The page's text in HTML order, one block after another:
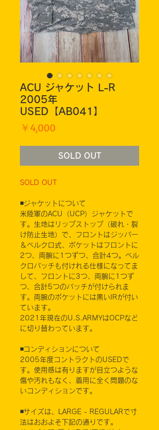
ACU ジャケット L-R
2005年
USED【AB041】
￥4,000
SOLD OUT
SOLD OUT
◾️ジャケットについて
米陸軍のACU（UCP）ジャケットで
す。生地はリップストップ（破れ・裂
け防止生地）で、フロントはジッパー
＆ベルクロ式、ポケットはフロントに
2つ、両腕に1つずつ、合計4つ。ベル
クロパッチも付けれる仕様になってま
して、フロントに3つ、両腕に1つず
つ、合計5つのパッチが付けられま
す。両腕のポケットには黒いIRが付い
ています。
2021年現在のU.S.ARMYはOCPなど
に切り替わっています。
◾️コンディションについて
2005年度コントラクトのUSEDで
す。使用感は有りますが目立つような
傷や汚れもなく、着用に全く問題のな
いコンディションです。
◾️サイズは、LARGE - REGULARで寸
法はおおよそ下記の通りです。